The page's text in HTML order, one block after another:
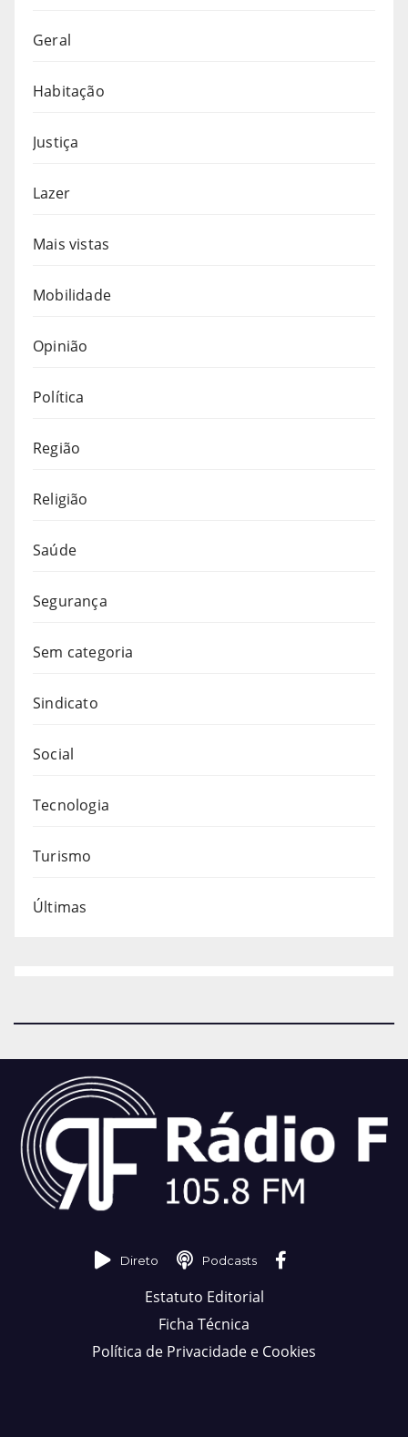
Geral
Habitação
Justiça
Lazer
Mais vistas
Mobilidade
Opinião
Política
Região
Religião
Saúde
Segurança
Sem categoria
Sindicato
Social
Tecnologia
Turismo
Últimas
Direto Podcasts
Estatuto Editorial
Ficha Técnica
Política de Privacidade e Cookies